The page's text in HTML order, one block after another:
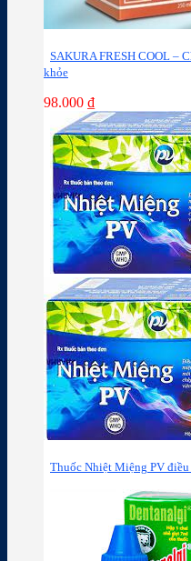
SAKURA FRESH COOL –
khỏe
98.000 ₫
Thuốc Nhiệt Miệng PV